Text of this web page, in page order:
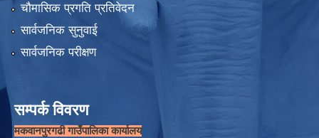
चौमासिक प्रगति प्रतिवेदन
सार्वजनिक सुनुवाई
सार्वजनिक परीक्षण
सम्पर्क विवरण
मकवानपुरगढी गाउँपालिका कार्यालय